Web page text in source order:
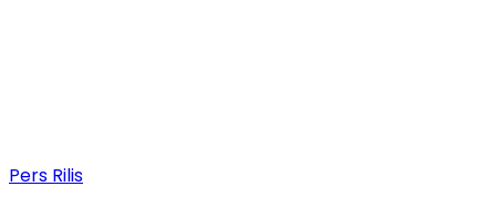
Pers Rilis